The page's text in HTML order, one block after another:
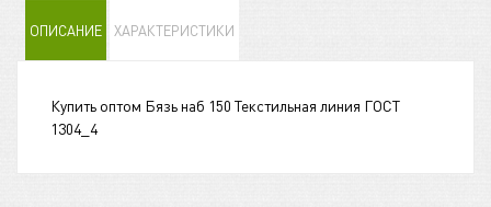
ОПИСАНИЕ ХАРАКТЕРИСТИКИ
Купить оптом Бязь наб 150 Текстильная линия ГОСТ
1304_4